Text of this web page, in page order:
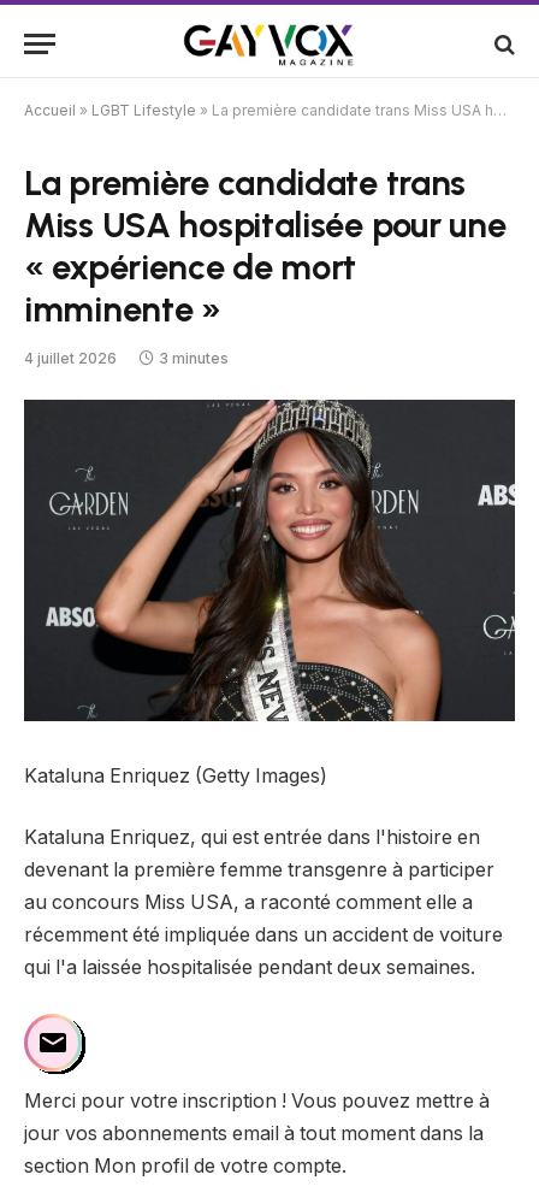
Accueil » LGBT Lifestyle » La première candidate trans Miss USA hospitalisée pour une « expérience de mort imminente »
La première candidate trans
Miss USA hospitalisée pour une
« expérience de mort
imminente »
4 juillet 2026 3 minutes
Kataluna Enriquez (Getty Images)
Kataluna Enriquez, qui est entrée dans l'histoire en
devenant la première femme transgenre à participer
au concours Miss USA, a raconté comment elle a
récemment été impliquée dans un accident de voiture
qui l'a laissée hospitalisée pendant deux semaines.
Merci pour votre inscription ! Vous pouvez mettre à
jour vos abonnements email à tout moment dans la
section Mon profil de votre compte.